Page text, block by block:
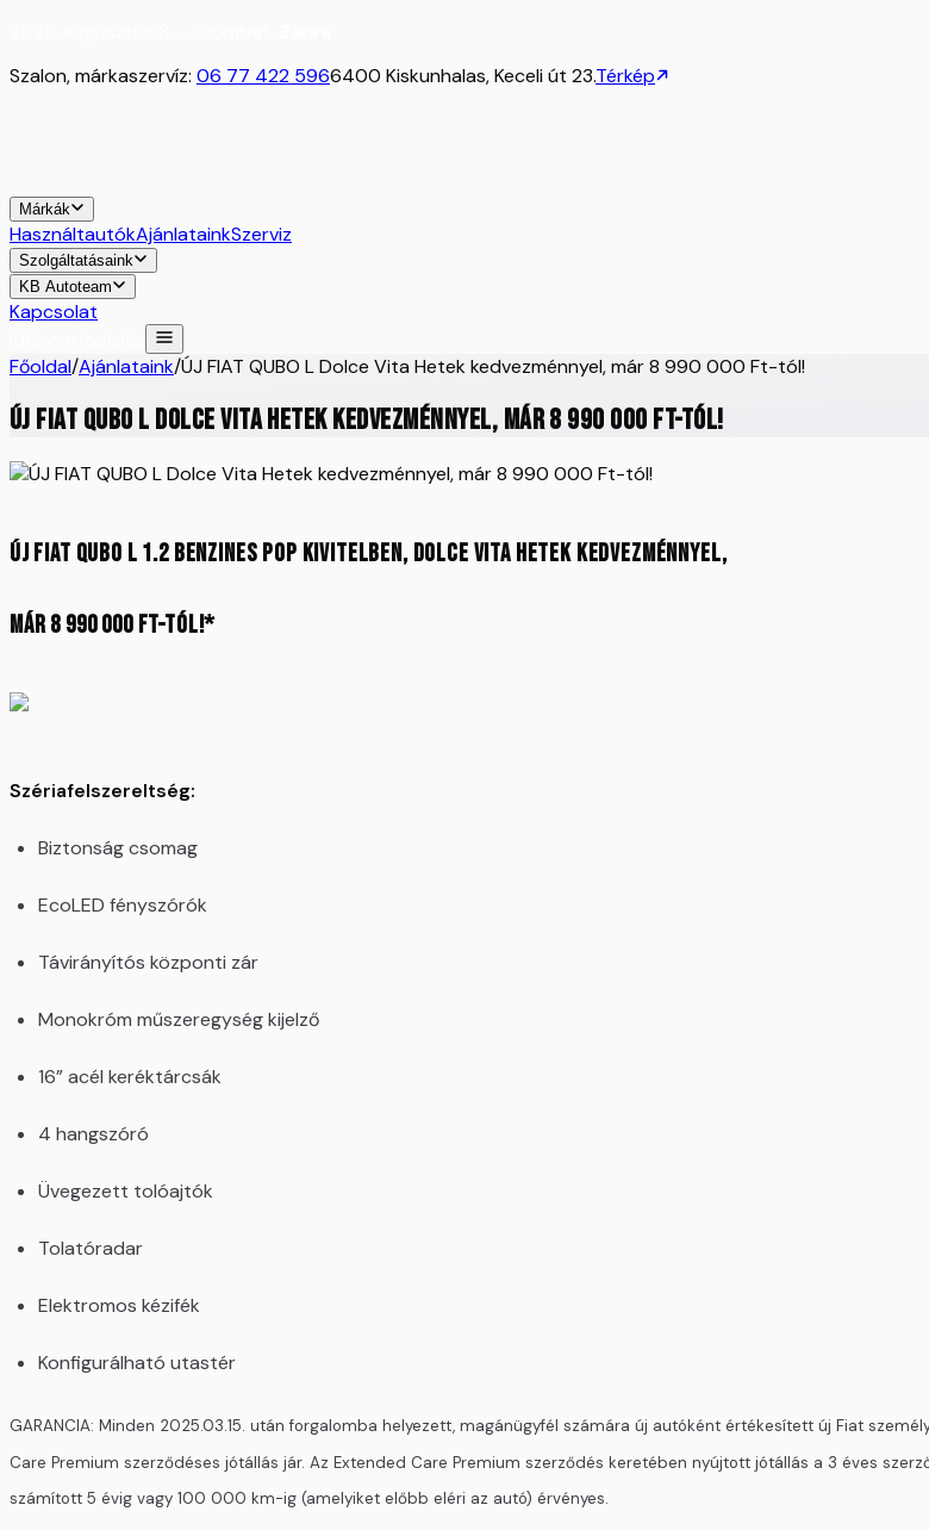
Szalon, márkaszervíz: 06 77 422 5966400 Kiskunhalas, Keceli út 23.Térkép
Márkák
HasználtautókAjánlatainkSzerviz
Szolgáltatásaink
KB Autoteam
Kapcsolat
Főoldal/Ajánlataink/ÚJ FIAT QUBO L Dolce Vita Hetek kedvezménnyel, már 8 990 000 Ft-tól!
ÚJ FIAT QUBO L Dolce Vita Hetek kedvezménnyel, már 8 990 000 Ft-tól!
ÚJ FIAT QUBO L 1.2 benzines Pop kivitelben, Dolce Vita Hetek kedvezménnyel,
már 8 990 000 Ft-tól!*
Szériafelszereltség:
Biztonság csomag
EcoLED fényszórók
Távirányítós központi zár
Monokróm műszeregység kijelző
16” acél keréktárcsák
4 hangszóró
Üvegezett tolóajtók
Tolatóradar
Elektromos kézifék
Konfigurálható utastér
GARANCIA: Minden 2025.03.15. után forgalomba helyezett, magánügyfél számára új autóként értékesített új Fiat
Care Premium szerződéses jótállás jár. Az Extended Care Premium szerződés keretében nyújtott jótállás a 3 éves
számított 5 évig vagy 100 000 km-ig (amelyiket előbb eléri az autó) érvényes.